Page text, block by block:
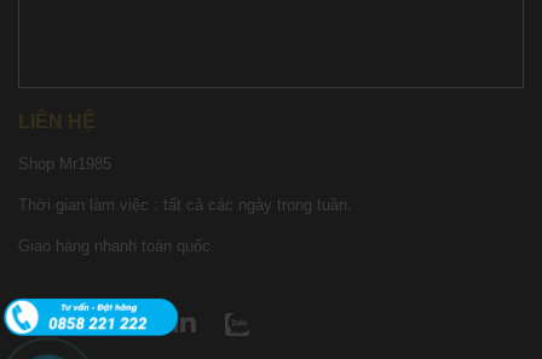
LIÊN HỆ
Shop Mr1985
Thời gian làm việc : tất cả các ngày trong tuần.
Giao hàng nhanh toàn quốc.